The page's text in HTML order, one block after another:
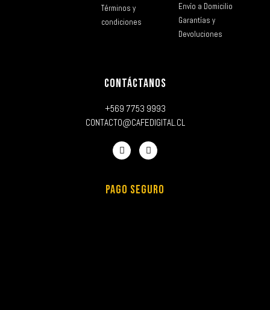
Términos y
condiciones
Envío a Domicilio
Garantías y
Devoluciones
CONTÁCTANOS
+569 7753 9993
CONTACTO@CAFEDIGITAL.CL
PAGO SEGURO